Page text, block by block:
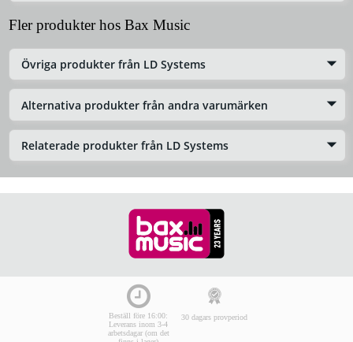
Fler produkter hos Bax Music
Övriga produkter från LD Systems
Alternativa produkter från andra varumärken
Relaterade produkter från LD Systems
Beställ före 16:00:
Leverans inom 3-4
arbetsdagar (om det
30 dagars provperiod